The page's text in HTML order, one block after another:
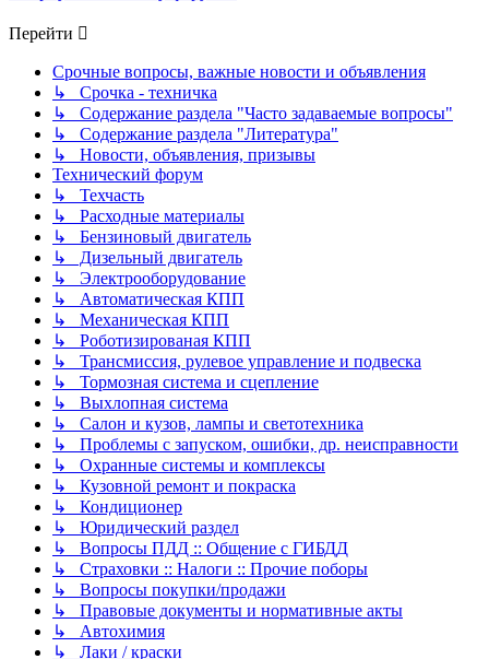
Перейти
Срочные вопросы, важные новости и объявления
↳ Срочка - техничка
↳ Содержание раздела "Часто задаваемые вопросы"
↳ Содержание раздела "Литература"
↳ Новости, объявления, призывы
Технический форум
↳ Техчасть
↳ Расходные материалы
↳ Бензиновый двигатель
↳ Дизельный двигатель
↳ Электрооборудование
↳ Автоматическая КПП
↳ Механическая КПП
↳ Роботизированая КПП
↳ Трансмиссия, рулевое управление и подвеска
↳ Тормозная система и сцепление
↳ Выхлопная система
↳ Салон и кузов, лампы и светотехника
↳ Проблемы с запуском, ошибки, др. неисправности
↳ Охранные системы и комплексы
↳ Кузовной ремонт и покраска
↳ Кондиционер
↳ Юридический раздел
↳ Вопросы ПДД :: Общение с ГИБДД
↳ Страховки :: Налоги :: Прочие поборы
↳ Вопросы покупки/продажи
↳ Правовые документы и нормативные акты
↳ Автохимия
↳ Лаки / краски